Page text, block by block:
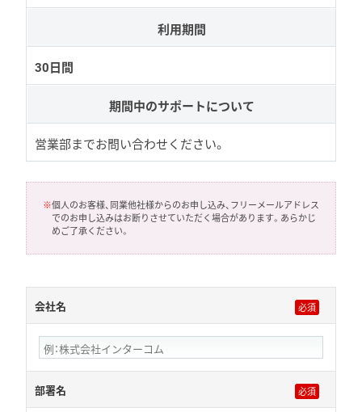
利用期間
30日間
期間中のサポートについて
営業部までお問い合わせください。
※個人のお客様、同業他社様からのお申し込み、フリーメールアドレス
でのお申し込みはお断りさせていただく場合があります。あらかじ
めご了承ください。
会社名
部署名